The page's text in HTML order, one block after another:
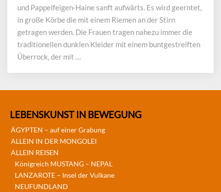
buddhistische
Kloster
und Pappelfeigen-Haine sanft aufwärts. Es wird geerntet,
in große Körbe die mit einem Riemen an der Stirn
getragen werden. Die Frauen tragen nahezu immer die
traditionellen dunklen Kleider mit einem buntgestreiften
Überrock, der mit …
LEBENSKUNST IN BEWEGUNG
ÄGYPTEN – auf einer Grabung
ALLEIN IN DER MONGOLEI
ALLEIN REISEN
Königreich MUSTANG – NEPAL
LANZAROTE – Insel der Vulkane
NEUFUNDLAND